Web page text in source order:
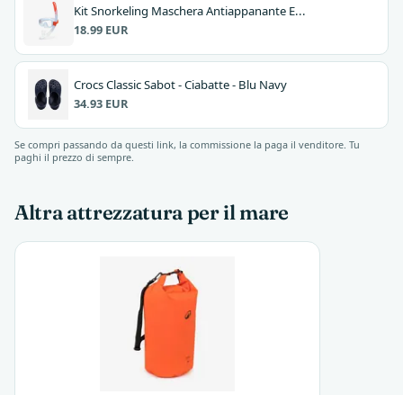
Kit Snorkeling Maschera Antiappanante E...
18.99 EUR
Crocs Classic Sabot - Ciabatte - Blu Navy
34.93 EUR
Se compri passando da questi link, la commissione la paga il venditore. Tu
paghi il prezzo di sempre.
Altra attrezzatura per il mare